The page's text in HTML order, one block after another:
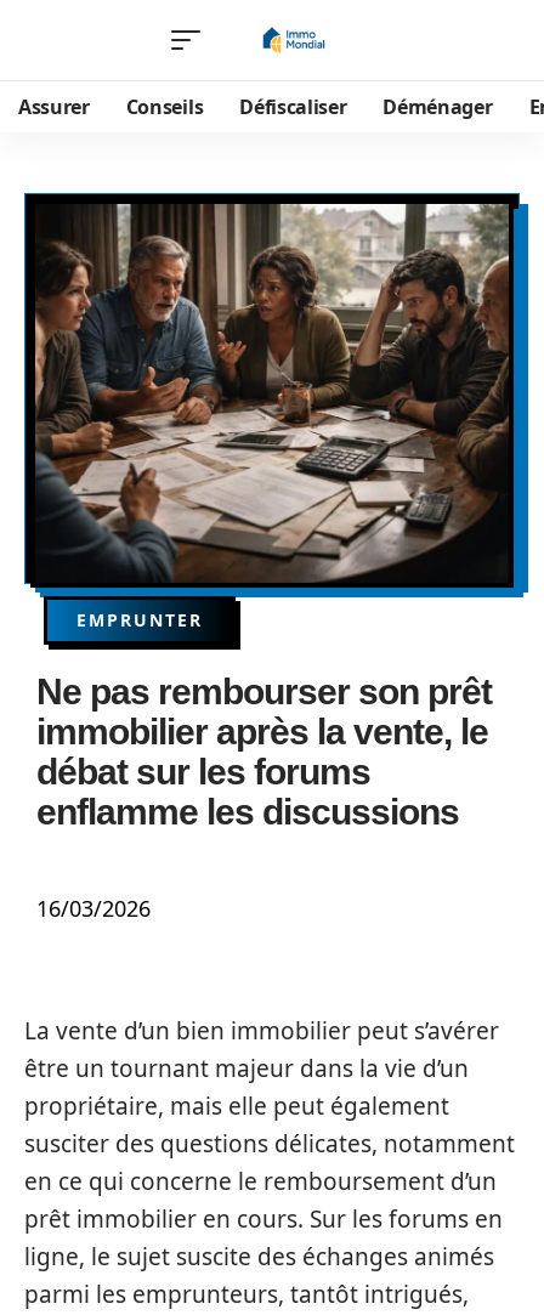
Assurer Conseils Défiscaliser Déménager
EMPRUNTER
Ne pas rembourser son prêt
immobilier après la vente, le
débat sur les forums
enflamme les discussions
16/03/2026
La vente d’un bien immobilier peut s’avérer
être un tournant majeur dans la vie d’un
propriétaire, mais elle peut également
susciter des questions délicates, notamment
en ce qui concerne le remboursement d’un
prêt immobilier en cours. Sur les forums en
ligne, le sujet suscite des échanges animés
parmi les emprunteurs, tantôt intrigués,